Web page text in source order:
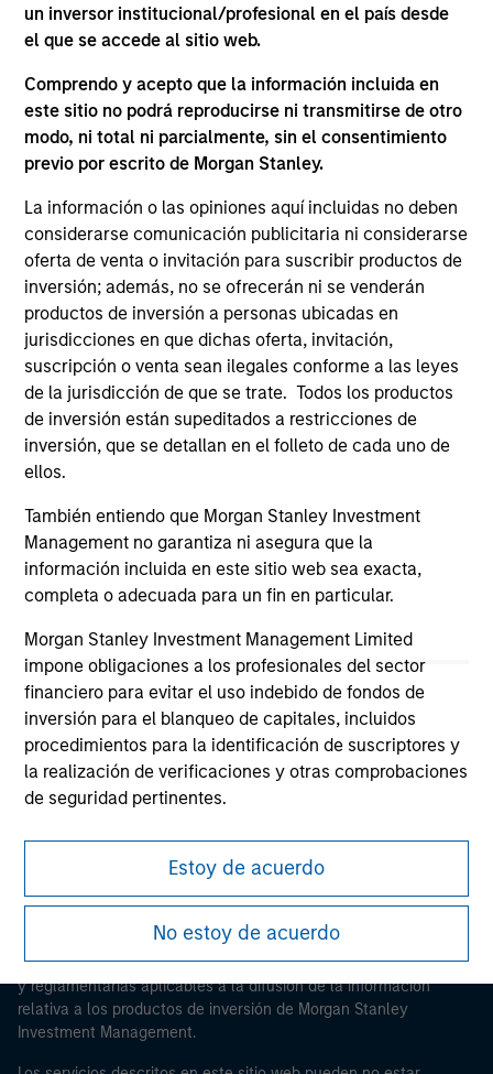
un inversor institucional/profesional en el país desde
el que se accede al sitio web.
Comprendo y acepto que la información incluida en
este sitio no podrá reproducirse ni transmitirse de otro
modo, ni total ni parcialmente, sin el consentimiento
previo por escrito de Morgan Stanley.
La información o las opiniones aquí incluidas no deben
considerarse comunicación publicitaria ni considerarse
oferta de venta o invitación para suscribir productos de
inversión; además, no se ofrecerán ni se venderán
productos de inversión a personas ubicadas en
jurisdicciones en que dichas oferta, invitación,
suscripción o venta sean ilegales conforme a las leyes
de la jurisdicción de que se trate. Todos los productos
de inversión están supeditados a restricciones de
inversión, que se detallan en el folleto de cada uno de
ellos.
También entiendo que Morgan Stanley Investment
Management no garantiza ni asegura que la
información incluida en este sitio web sea exacta,
completa o adecuada para un fin en particular.
Morgan Stanley Investment Management Limited
impone obligaciones a los profesionales del sector
financiero para evitar el uso indebido de fondos de
inversión para el blanqueo de capitales, incluidos
procedimientos para la identificación de suscriptores y
la realización de verificaciones y otras comprobaciones
de seguridad pertinentes.
Reconozco que ninguna entidad o filial de Morgan
Stanley Investment Management Limited tendrán
ninguna responsabilidad por pérdidas derivadas directa
o indirectamente de información a la que se acceda
como resultado de una declaración falsa o errónea por
confirmo que estoy de acuerdo con lasTerms of Use
que he leído y comprendo. Si las declaraciones
Estoy de acuerdo
No estoy de acuerdo
informational and educational purposes only. There is no
guarantee that the investment mentioned resulted in
positive performance (for realized holdings), or will perform
well in the future (for current holdings). The trademarks and
service marks above are the property of their respective
authorized, sponsored, or otherwise approved by such
owners. By clicking on any links shown here, you agree that
you are navigating to a third party site. We are providing
these hyperlinks to you only as a convenience and the
inclusion of any hyperlink is not and does not imply any
endorsement, approval, investigation, verification or
monitoring by us of any information contained in any
hyperlinked site. In no event shall we be responsible for the
information contained on the site or your use of such site
Morgan Stanley
Morgan Stanley Careers
Esta es una comunicación con fines comerciales.
Es importante que los usuarios lean las Condiciones de uso
antes de proceder, ya que explican ciertas restricciones legales
y reglamentarias aplicables a la difusión de la información
relativa a los productos de inversión de Morgan Stanley
Investment Management.